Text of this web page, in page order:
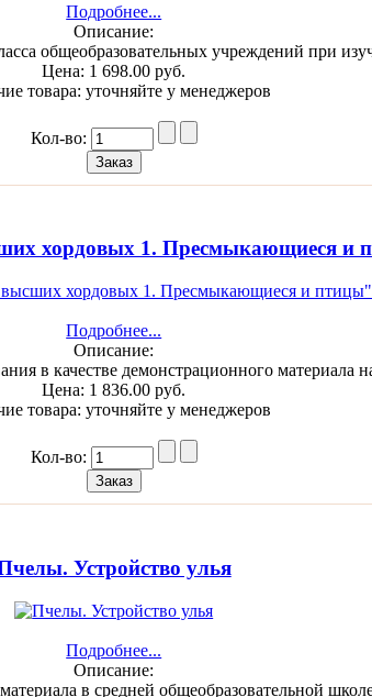
Подробнее...
Описание:
общеобразовательных учреждений при
Цена: 1 698.00 руб.
товара: уточняйте у менеджеров
Кол-во:
хордовых 1. Пресмыкающиеся и
Подробнее...
Описание:
в качестве демонстрационного материала
Цена: 1 836.00 руб.
товара: уточняйте у менеджеров
Кол-во:
Устройство улья
Подробнее...
Описание:
в средней общеобразовательной